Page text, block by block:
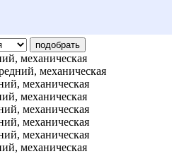
подобрать
механическая
механическая
механическая
механическая
механическая
механическая
механическая
механическая